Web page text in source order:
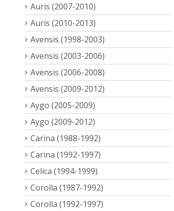
Auris (2007-2010)
Auris (2010-2013)
Avensis (1998-2003)
Avensis (2003-2006)
Avensis (2006-2008)
Avensis (2009-2012)
Aygo (2005-2009)
Aygo (2009-2012)
Carina (1988-1992)
Carina (1992-1997)
Celica (1994-1999)
Corolla (1987-1992)
Corolla (1992-1997)